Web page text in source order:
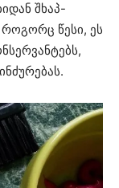
შხაპ-
წესი, ეს